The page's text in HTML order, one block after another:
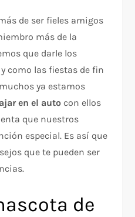
de ser fieles amigos
más de la
que darle los
como las fiestas de fin
ya estamos
en el auto con ellos
que nuestros
especial. Es así que
que te pueden ser
de